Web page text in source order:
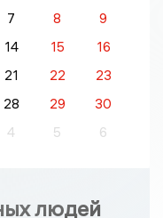
7 8
9
14 15
16
21 22
23
28 29
30
4 5 6
людей